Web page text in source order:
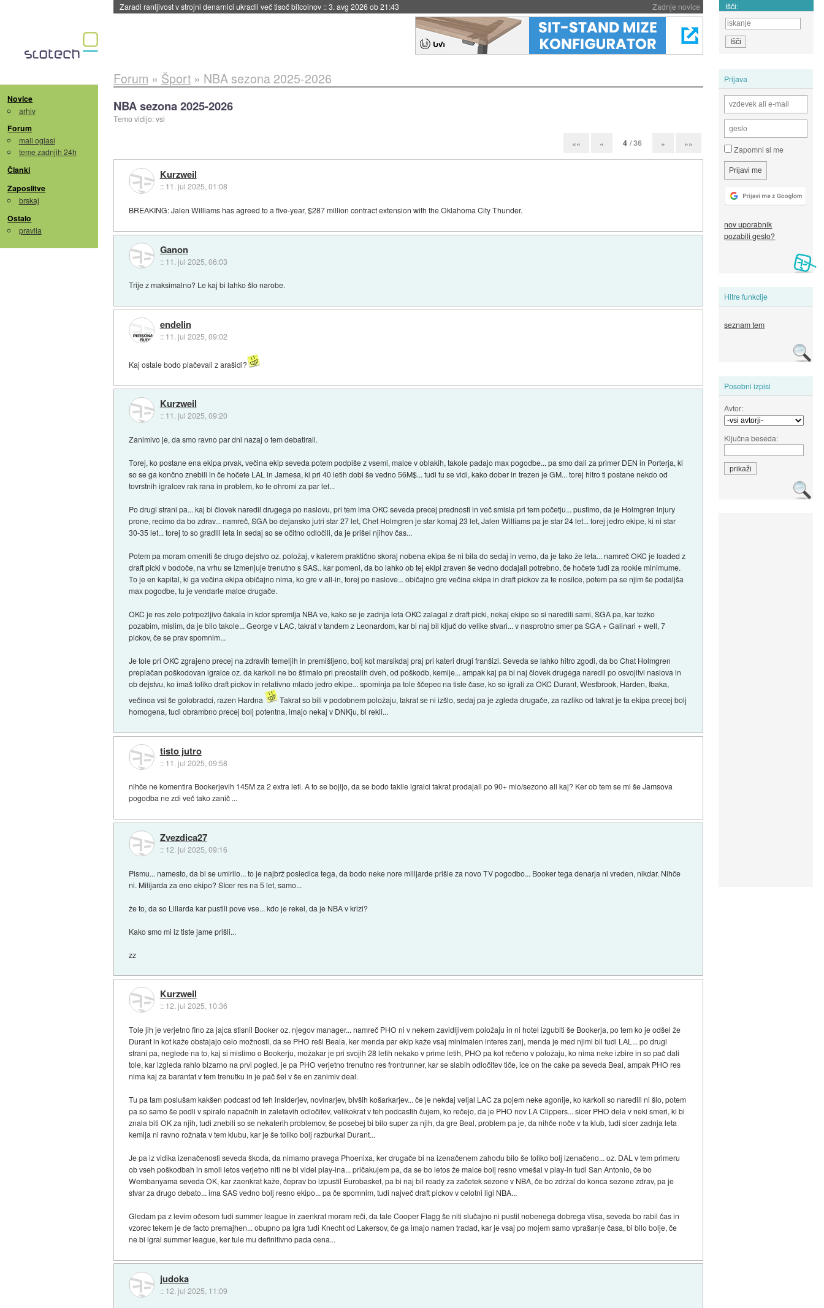
Zadnje novice
Zaradi ranljivost v strojni denarnici ukradli več tisoč bitcoinov ::3. avg 2026 ob 21:43 Išči:
Novice
arhiv
Forum
mali oglasi
teme zadnjih 24h
Članki
Zaposlitve
brskaj
Ostalo
pravila
Prijava
Zapomni si me
nov uporabnik
pozabili geslo?
Hitre funkcije
seznam tem
Posebni izpisi
Avtor:
Ključna beseda:
Forum » Šport» NBA sezona 2025-2026
NBA sezona 2025-2026
Temo vidijo: vsi
«« « 4 / 36 » »»
Kurzweil
:: 11. jul 2025, 01:08
BREAKING: Jalen Williams has agreed to a five-year, $287 million contract extension with the Oklahoma City Thunder.
Ganon
:: 11. jul 2025, 06:03
Trije z maksimalno? Le kaj bi lahko šlo narobe.
endelin
:: 11. jul 2025, 09:02
Kaj ostale bodo plačevali z arašidi?
Kurzweil
:: 11. jul 2025, 09:20
Zanimivo je, da smo ravno par dni nazaj o tem debatirali.
Torej, ko postane ena ekipa prvak, večina ekip seveda potem podpiše z vsemi, malce v oblakih, takole padajo max pogodbe... pa smo dali za primer DEN in Porterja, ki
so se ga končno znebili in če hočete LAL in Jamesa, ki pri 40 letih dobi še vedno 56M$... tudi tu se vidi, kako dober in trezen je GM... torej hitro ti postane nekdo od
tovrstnih igralcev rak rana in problem, ko te ohromi za par let...
Po drugi strani pa... kaj bi človek naredil drugega po naslovu, pri tem ima OKC seveda precej prednosti in več smisla pri tem početju... pustimo, da je Holmgren injury
prone, recimo da bo zdrav... namreč, SGA bo dejansko jutri star 27 let, Chet Holmgren je star komaj 23 let, Jalen Williams pa je star 24 let... torej jedro ekipe, ki ni star
30-35 let... torej to so gradili leta in sedaj so se očitno odločili, da je prišel njihov čas...
Potem pa moram omeniti še drugo dejstvo oz. položaj, v katerem praktično skoraj nobena ekipa še ni bila do sedaj in vemo, da je tako že leta... namreč OKC je loaded z
draft picki v bodoče, na vrhu se izmenjuje trenutno s SAS.. kar pomeni, da bo lahko ob tej ekipi zraven še vedno dodajali potrebno, če hočete tudi za rookie minimume.
To je en kapital, ki ga večina ekipa običajno nima, ko gre v all-in, torej po naslove... običajno gre večina ekipa in draft pickov za te nosilce, potem pa se njim še podaljša
max pogodbe, tu je vendarle malce drugače.
OKC je res zelo potrpežljivo čakala in kdor spremlja NBA ve, kako se je zadnja leta OKC zalagal z draft picki, nekaj ekipe so si naredili sami, SGA pa, kar težko
pozabim, mislim, da je bilo takole... George v LAC, takrat v tandem z Leonardom, kar bi naj bil ključ do velike stvari... v nasprotno smer pa SGA + Galinari + well, 7
pickov, če se prav spomnim...
Je tole pri OKC zgrajeno precej na zdravih temeljih in premišljeno, bolj kot marsikdaj praj pri kateri drugi franšizi. Seveda se lahko hitro zgodi, da bo Chat Holmgren
preplačan poškodovan igralce oz. da karkoli ne bo štimalo pri preostalih dveh, od poškodb, kemije... ampak kaj pa bi naj človek drugega naredil po osvojitvi naslova in
ob dejstvu, ko imaš toliko draft pickov in relativno mlado jedro ekipe... spominja pa tole ščepec na tiste čase, ko so igrali za OKC Durant, Westbrook, Harden, Ibaka,
večinoa vsi še golobradci, razen Hardna
Takrat so bili v podobnem položaju, takrat se ni izšlo, sedaj pa je zgleda drugače, za razliko od takrat je ta ekipa precej bolj
homogena, tudi obrambno precej bolj potentna, imajo nekaj v DNKju, bi rekli...
tisto jutro
:: 11. jul 2025, 09:58
nihče ne komentira Bookerjevih 145M za 2 extra leti. A to se bojijo, da se bodo takile igralci takrat prodajali po 90+ mio/sezono ali kaj? Ker ob tem se mi še Jamsova
pogodba ne zdi več tako zanič ...
Zvezdica27
:: 12. jul 2025, 09:16
Pismu... namesto, da bi se umirilo... to je najbrž posledica tega, da bodo neke nore milijarde prišle za novo TV pogodbo... Booker tega denarja ni vreden, nikdar. Nihče
ni. Milijarda za eno ekipo? SIcer res na 5 let, samo...
že to, da so Lillarda kar pustili pove vse... kdo je rekel, da je NBA v krizi?
Kako smo mi iz tiste jame prišli...
zz
Kurzweil
:: 12. jul 2025, 10:36
Tole jih je verjetno fino za jajca stisnil Booker oz. njegov manager... namreč PHO ni v nekem zavidljivem položaju in ni hotel izgubiti še Bookerja, po tem ko je odšel že
Durant in kot kaže obstajajo celo možnosti, da se PHO reši Beala, ker menda par ekip kaže vsaj minimalen interes zanj, menda je med njimi bil tudi LAL... po drugi
strani pa, neglede na to, kaj si mislimo o Bookerju, možakar je pri svojih 28 letih nekako v prime letih, PHO pa kot rečeno v položaju, ko nima neke izbire in so pač dali
tole, kar izgleda rahlo bizarno na prvi pogled, je pa PHO verjetno trenutno res frontrunner, kar se slabih odločitev tiče, ice on the cake pa seveda Beal, ampak PHO res
nima kaj za barantat v tem trenutku in je pač šel v še en zanimiv deal.
Tu pa tam poslušam kakšen podcast od teh insiderjev, novinarjev, bivših košarkarjev... če je nekdaj veljal LAC za pojem neke agonije, ko karkoli so naredili ni šlo, potem
pa so samo še podli v spiralo napačnih in zaletavih odločitev, velikokrat v teh podcastih čujem, ko rečejo, da je PHO nov LA Clippers... sicer PHO dela v neki smeri, ki bi
znala biti OK za njih, tudi znebili so se nekaterih problemov, še posebej bi bilo super za njih, da gre Beal, problem pa je, da nihče noče v ta klub, tudi sicer zadnja leta
kemija ni ravno rožnata v tem klubu, kar je še toliko bolj razburkal Durant...
Je pa iz vidika izenačenosti seveda škoda, da nimamo pravega Phoenixa, ker drugače bi na izenačenem zahodu bilo še toliko bolj izenačeno... oz. DAL v tem primeru
ob vseh poškodbah in smoli letos verjetno niti ne bi videl play-ina... pričakujem pa, da se bo letos že malce bolj resno vmešal v play-in tudi San Antonio, če bo
Wembanyama seveda OK, kar zaenkrat kaže, čeprav bo izpustil Eurobasket, pa bi naj bil ready za začetek sezone v NBA, če bo zdržal do konca sezone zdrav, pa je
stvar za drugo debato... ima SAS vedno bolj resno ekipo... pa če spomnim, tudi največ draft pickov v celotni ligi NBA...
Gledam pa z levim očesom tudi summer league in zaenkrat moram reči, da tale Cooper Flagg še niti slučajno ni pustil nobenega dobrega vtisa, seveda bo rabil čas in
vzorec tekem je de facto premajhen... obupno pa igra tudi Knecht od Lakersov, če ga imajo namen tradad, kar je vsaj po mojem samo vprašanje časa, bi bilo bolje, če
ne bi igral summer league, ker tule mu definitivno pada cena...
judoka
:: 12. jul 2025, 11:09